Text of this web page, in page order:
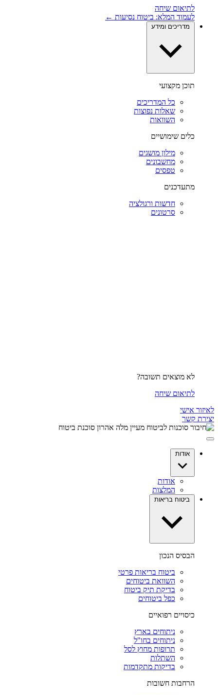
לתיאום שיחה
לעמוד המלא: ביטוח נסיעות ←
מדריכים ומידע
תוכן מקצועי
כל המדריכים
שאלות נפוצות
השוואות
כלים שימושיים
מילון מושגים
מחשבונים
טפסים
מתעדכנים
חדשות ורגולציה
סרטונים
לא מוצאים תשובה?
לתיאום שיחה
לאיזור אישי
יצירת קשר
אודות
אודות
המלצות
ביטוח בריאות
הבסיס הנכון
ביטוח בריאות פרטי
השוואת ביטוחים
בדיקת תיק ביטוח
כפל ביטוחים
כיסויים רפואיים
ניתוחים בארץ
ניתוחים בחו"ל
תרופות מחוץ לסל
השתלות
בדיקות מתקדמות
הרחבות חשובות